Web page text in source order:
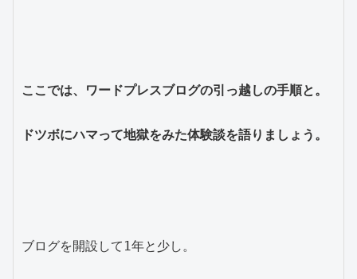
ここでは、ワードプレスブログの引っ越しの手順と。
ドツボにハマって地獄をみた体験談を語りましょう。
ブログを開設して1年と少し。